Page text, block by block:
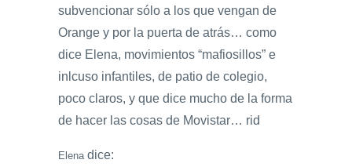
subvencionar sólo a los que vengan de
Orange y por la puerta de atrás… como
dice Elena, movimientos “mafiosillos” e
inlcuso infantiles, de patio de colegio,
poco claros, y que dice mucho de la forma
de hacer las cosas de Movistar… rid
Elena dice: